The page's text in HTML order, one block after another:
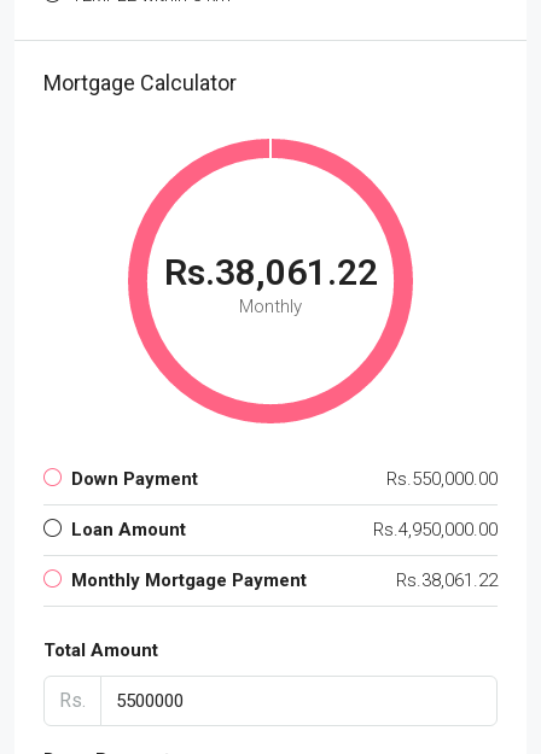
Mortgage Calculator
Rs.38,061.22
Monthly
Down Payment Rs.550,000.00
Loan Amount Rs.4,950,000.00
Monthly Mortgage Payment Rs.38,061.22
Total Amount
Rs.